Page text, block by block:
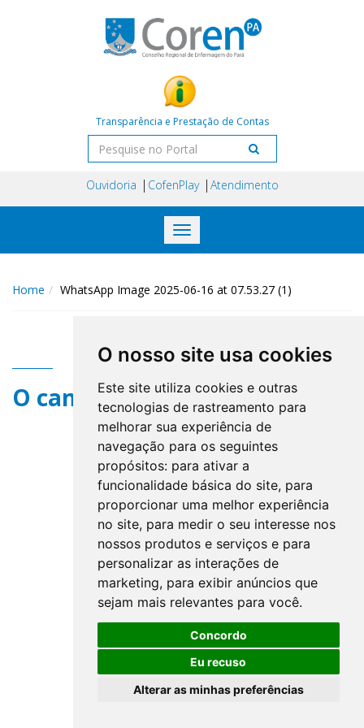
O nosso site usa cookies
Este site utiliza cookies e outras
tecnologias de rastreamento para
melhorar sua experiência de
navegação para os seguintes
propósitos: para ativar a
funcionalidade básica do site, para
proporcionar uma melhor experiência
no site, para medir o seu interesse nos
nossos produtos e serviços e para
personalizar as interações de
marketing, para exibir anúncios que
sejam mais relevantes para você.
Concordo
Eu recuso
Alterar as minhas preferências
Transparência e Prestação de Contas
Ouvidoria CofenPlay Atendimento
Toggle
navigation
Home WhatsApp Image 2025-06-16 at 07.53.27 (1)
O campo title não existe.